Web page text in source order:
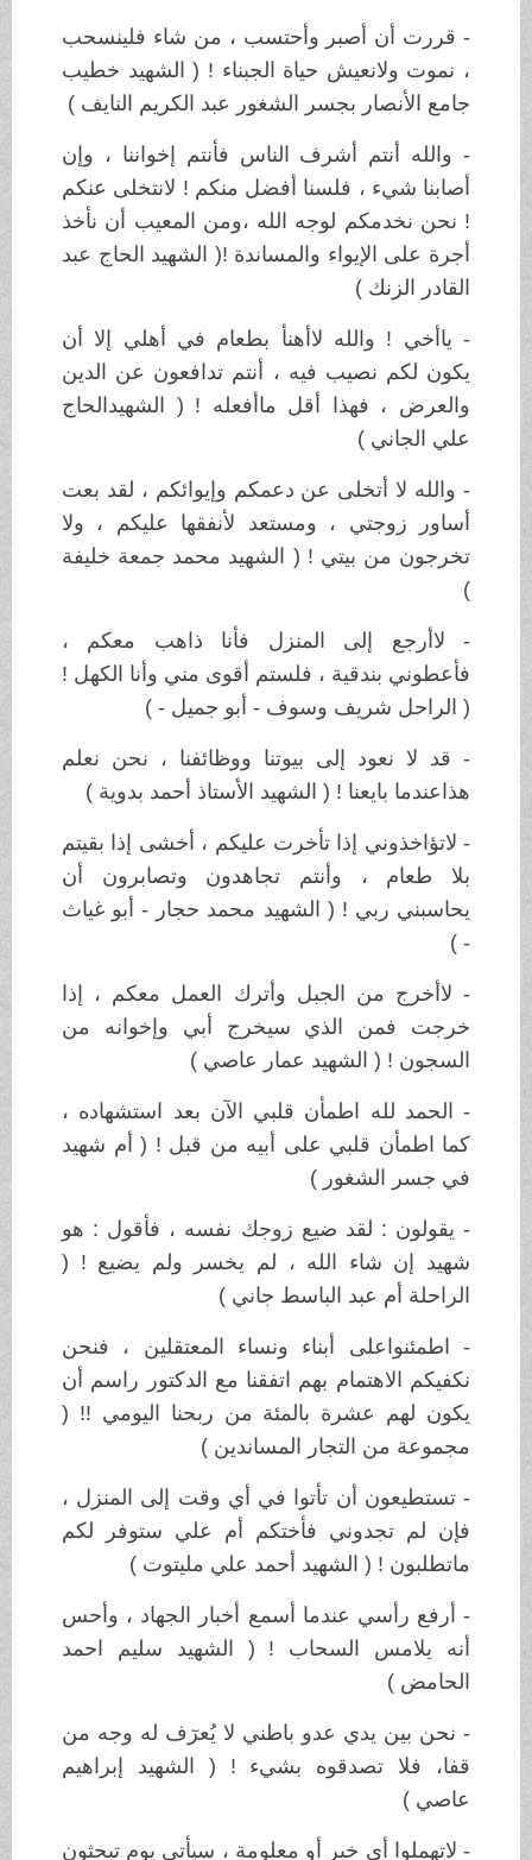
- قررت أن أصبر وأحتسب ، من شاء فلينسحب
، نموت ولانعيش حياة الجبناء ! ( الشهيد خطيب
جامع الأنصار بجسر الشغور عبد الكريم النايف )
- والله أنتم أشرف الناس فأنتم إخواننا ، وإن
أصابنا شيء ، فلسنا أفضل منكم ! لانتخلى عنكم
! نحن نخدمكم لوجه الله ،ومن المعيب أن نأخذ
أجرة على الإيواء والمساندة !( الشهيد الحاج عبد
القادر الزنك )
- ياأخي ! والله لاأهنأ بطعام في أهلي إلا أن
يكون لكم نصيب فيه ، أنتم تدافعون عن الدين
والعرض ، فهذا أقل ماأفعله ! ( الشهيدالحاج
علي الجاني )
- والله لا أتخلى عن دعمكم وإيوائكم ، لقد بعت
أساور زوجتي ، ومستعد لأنفقها عليكم ، ولا
تخرجون من بيتي ! ( الشهيد محمد جمعة خليفة
- لاأرجع إلى المنزل فأنا ذاهب معكم ،
فأعطوني بندقية ، فلستم أقوى مني وأنا الكهل !
( الراحل شريف وسوف - أبو جميل - )
- قد لا نعود إلى بيوتنا ووظائفنا ، نحن نعلم
هذاعندما بايعنا ! ( الشهيد الأستاذ أحمد بدوية )
- لاتؤاخذوني إذا تأخرت عليكم ، أخشى إذا بقيتم
بلا طعام ، وأنتم تجاهدون وتصابرون أن
يحاسبني ربي ! ( الشهيد محمد حجار - أبو غياث
- )
- لاأخرج من الجبل وأترك العمل معكم ، إذا
خرجت فمن الذي سيخرج أبي وإخوانه من
السجون ! ( الشهيد عمار عاصي )
- الحمد لله اطمأن قلبي الآن بعد استشهاده ،
كما اطمأن قلبي على أبيه من قبل ! ( أم شهيد
في جسر الشغور )
- يقولون : لقد ضيع زوجك نفسه ، فأقول : هو
شهيد إن شاء الله ، لم يخسر ولم يضيع ! (
الراحلة أم عبد الباسط جاني )
- اطمئنواعلى أبناء ونساء المعتقلين ، فنحن
نكفيكم الاهتمام بهم اتفقنا مع الدكتور راسم أن
يكون لهم عشرة بالمئة من ربحنا اليومي !! (
مجموعة من التجار المساندين )
- تستطيعون أن تأتوا في أي وقت إلى المنزل ،
فإن لم تجدوني فأختكم أم علي ستوفر لكم
ماتطلبون ! ( الشهيد أحمد علي مليتوت )
- أرفع رأسي عندما أسمع أخبار الجهاد ، وأحس
أنه يلامس السحاب ! ( الشهيد سليم احمد
الحامض )
- نحن بين يدي عدو باطني لا يُعرٓف له وجه من
قفا، فلا تصدقوه بشيء ! ( الشهيد إبراهيم
عاصي )
- لاتهملوا أي خبر أو معلومة ، سيأتي يوم تبحثون